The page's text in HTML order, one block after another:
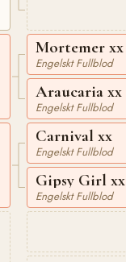
Mortemer xx
Engelskt Fullblod
Araucaria xx
Engelskt Fullblod
Carnival xx
Engelskt Fullblod
Gipsy Girl xx
Engelskt Fullblod